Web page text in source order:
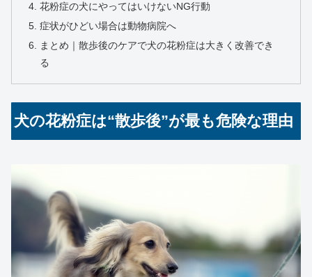
花粉症の犬にやってはいけないNG行動
症状がひどい場合は動物病院へ
まとめ｜散歩後のケアで犬の花粉症は大きく改善でき
る
犬の花粉症は“散歩後”が最も危険な理由